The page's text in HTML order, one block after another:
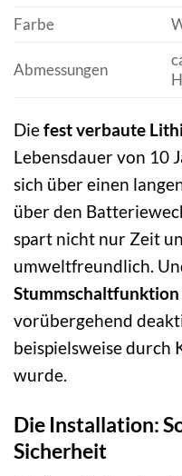
Farbe
Abmessungen
Diefest verbaute
Lebensdauer von 10
sich über einen
über den
spart nicht nur Zeit
umweltfreundlich.
Stummschaltfunktion
vorübergehend
beispielsweise durch
wurde.
Die Installation:
Sicherheit